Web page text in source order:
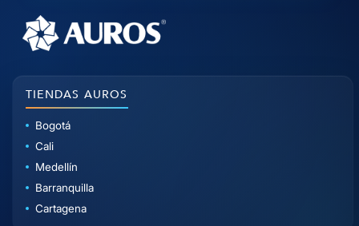
TIENDAS AUROS
Bogotá
Cali
Medellín
Barranquilla
Cartagena